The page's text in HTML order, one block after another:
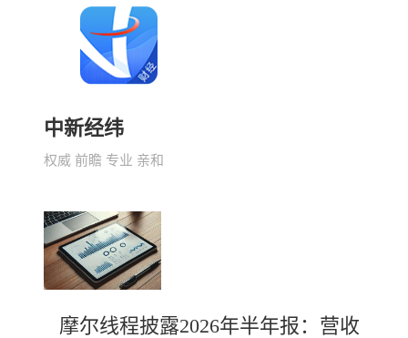
中新经纬
权威 前瞻 专业 亲和
摩尔线程披露2026年半年报：营收